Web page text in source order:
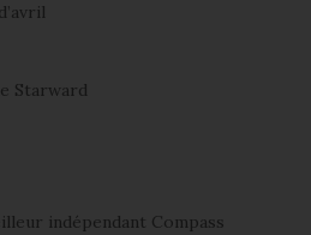
Starward
indépendant Compass